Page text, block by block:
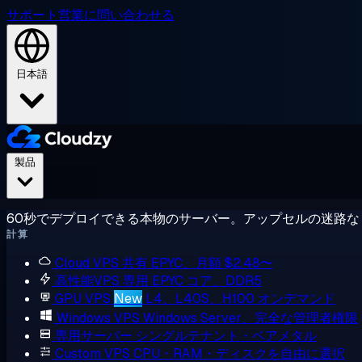
サポート営業に問い合わせる
日本語
60秒でデプロイできる本物のサーバー。アップセルの迷路
計算
Cloud VPS 共有 EPYC、月額 $2.48〜
高性能VPS 専用 EPYC コア、DDR5
GPU VPS New L4、L40S、H100 オンデマンド
Windows VPS Windows Server、完全な管理者権限
専用サーバー シングルテナント・ベアメタル
Custom VPS CPU・RAM・ディスクを自由に選択